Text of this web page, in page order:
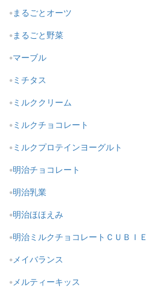
まるごとオーツ
まるごと野菜
マーブル
ミチタス
ミルククリーム
ミルクチョコレート
ミルクプロテインヨーグルト
明治チョコレート
明治乳業
明治ほほえみ
明治ミルクチョコレートＣＵＢＩＥ
メイバランス
メルティーキッス